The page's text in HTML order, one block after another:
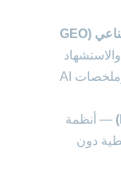
تحسين الظهور في البحث بالذكاء الاصطناعي (GEO
عبر ChatGPT وGemini وPerplexity وملخصات AI
— أنظمة
دون